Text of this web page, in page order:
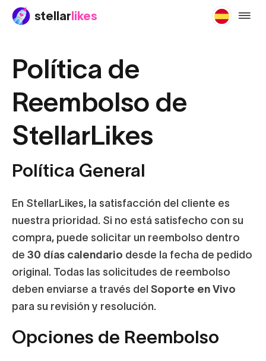
stellarlikes
Política de
Reembolso de
StellarLikes
Política General
En StellarLikes, la satisfacción del cliente es
nuestra prioridad. Si no está satisfecho con su
compra, puede solicitar un reembolso dentro
de 30 días calendario desde la fecha de pedido
original. Todas las solicitudes de reembolso
deben enviarse a través del Soporte en Vivo
para su revisión y resolución.
Opciones de Reembolso